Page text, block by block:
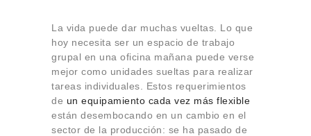
Conexión con
Colaboraciones
Sobre Connections
by Finsa
Contacto
La vida puede dar muchas vueltas. Lo que
hoy necesita ser un espacio de trabajo
grupal en una oficina mañana puede verse
mejor como unidades sueltas para realizar
tareas individuales. Estos requerimientos
de un equipamiento cada vez más flexible
están desembocando en un cambio en el
sector de la producción: se ha pasado de